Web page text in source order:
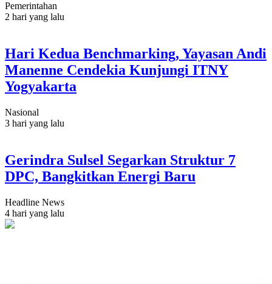
Pemerintahan
2 hari yang lalu
Hari Kedua Benchmarking, Yayasan Andi
Manenne Cendekia Kunjungi ITNY
Yogyakarta
Nasional
3 hari yang lalu
Gerindra Sulsel Segarkan Struktur 7
DPC, Bangkitkan Energi Baru
Headline News
4 hari yang lalu